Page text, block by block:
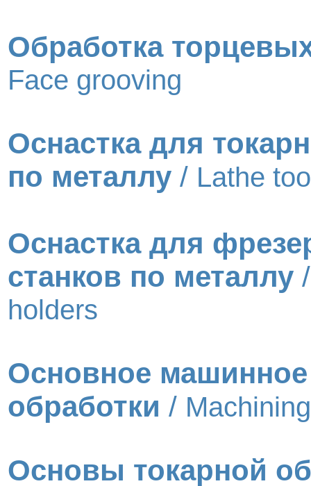
Обработка
Face grooving
Оснастка для
по металлу / Lathe
Оснастка для
станков по металлу
holders
Основное
обработки /
Основы токарной